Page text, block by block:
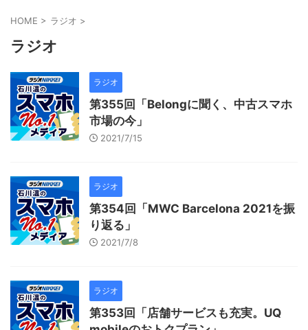
HOME > ラジオ >
ラジオ
ラジオ
第355回「Belongに聞く、中古スマホ
市場の今」
2021/7/15
ラジオ
第354回「MWC Barcelona 2021を振
り返る」
2021/7/8
ラジオ
第353回「店舗サービスも充実。UQ